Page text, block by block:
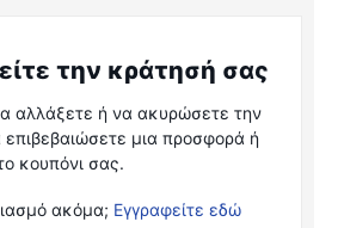
την κράτησή σας
αλλάξετε ή να ακυρώσετε την
μια προσφορά ή
κουπόνι σας.
ακόμα; Εγγραφείτε εδώ